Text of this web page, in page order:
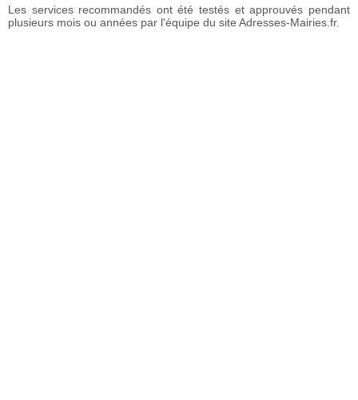
Les services recommandés ont été testés et approuvés pendant
plusieurs mois ou années par l'équipe du site Adresses-Mairies.fr.